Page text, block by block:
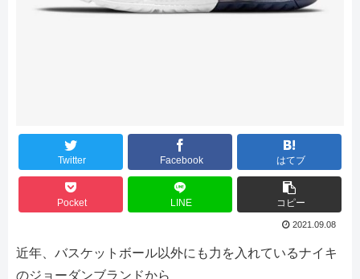
Twitter Facebook はてブ
Pocket LINE コピー
2021.09.08
近年、バスケットボール以外にも力を入れているナイキ
のジョーダンブランドから